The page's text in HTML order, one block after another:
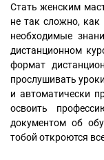
Стать женским
не так сложно, как
необходимые
дистанционном
формат
прослушивать
и автоматически
освоить
документом об
тобой откроются